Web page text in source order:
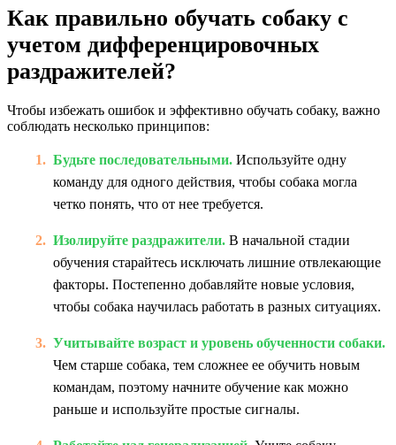
Как правильно обучать собаку с
учетом дифференцировочных
раздражителей?
Чтобы избежать ошибок и эффективно обучать собаку, важно
соблюдать несколько принципов:
Будьте последовательными. Используйте одну
команду для одного действия, чтобы собака могла
четко понять, что от нее требуется.
Изолируйте раздражители. В начальной стадии
обучения старайтесь исключать лишние отвлекающие
факторы. Постепенно добавляйте новые условия,
чтобы собака научилась работать в разных ситуациях.
Учитывайте возраст и уровень обученности собаки.
Чем старше собака, тем сложнее ее обучить новым
командам, поэтому начните обучение как можно
раньше и используйте простые сигналы.